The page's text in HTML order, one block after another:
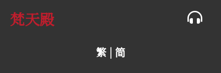
梵天殿
繁 | 简